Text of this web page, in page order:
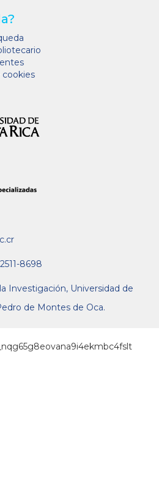
cookies
8698
Investigación, Universidad de
de Montes de Oca.